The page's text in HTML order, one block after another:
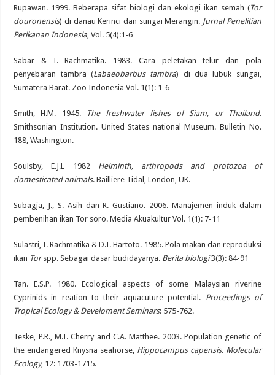
Rupawan. 1999. Beberapa sifat biologi dan ekologi ikan semah (Tor
douronensis) di danau Kerinci dan sungai Merangin. Jurnal Penelitian
Perikanan Indonesia, Vol. 5(4):1-6
Sabar & I. Rachmatika. 1983. Cara peletakan telur dan pola
penyebaran tambra (Labaeobarbus tambra) di dua lubuk sungai,
Sumatera Barat. Zoo Indonesia Vol. 1(1): 1-6
Smith, H.M. 1945. The freshwater fishes of Siam, or Thailand.
Smithsonian Institution. United States national Museum. Bulletin No.
188, Washington.
Soulsby, E.J.L 1982 Helminth, arthropods and protozoa of
domesticated animals. Bailliere Tidal, London, UK.
Subagja, J., S. Asih dan R. Gustiano. 2006. Manajemen induk dalam
pembenihan ikan Tor soro. Media Akuakultur Vol. 1(1): 7-11
Sulastri, I. Rachmatika & D.I. Hartoto. 1985. Pola makan dan reproduksi
ikan Torspp. Sebagai dasar budidayanya. Berita biologi3(3): 84-91
Tan. E.S.P. 1980. Ecological aspects of some Malaysian riverine
Cyprinids in reation to their aquacuture potential. Proceedings of
Tropical Ecology & Develoment Seminars: 575-762.
Teske, P.R., M.I. Cherry and C.A. Matthee. 2003. Population genetic of
the endangered Knysna seahorse, Hippocampus capensis. Molecular
Ecology, 12: 1703-1715.